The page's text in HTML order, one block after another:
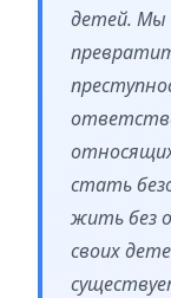
детей. Мы
стать
жить без
своих